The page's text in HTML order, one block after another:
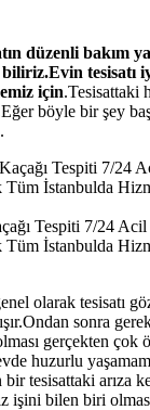
düzenli bakım
tesisatı
için.Tesisattaki
böyle bir şey
Tespiti 7/24 Acil
Tüm İstanbulda
olarak tesisatı
sonra
gerçekten
huzurlu
tesisattaki arıza
işini bilen biri